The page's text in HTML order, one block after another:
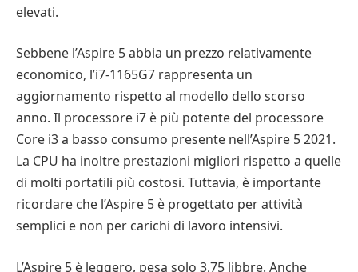
elevati.
Sebbene l’Aspire 5 abbia un prezzo relativamente
economico, l’i7-1165G7 rappresenta un
aggiornamento rispetto al modello dello scorso
anno. Il processore i7 è più potente del processore
Core i3 a basso consumo presente nell’Aspire 5 2021.
La CPU ha inoltre prestazioni migliori rispetto a quelle
di molti portatili più costosi. Tuttavia, è importante
ricordare che l’Aspire 5 è progettato per attività
semplici e non per carichi di lavoro intensivi.
L’Aspire 5 è leggero, pesa solo 3,75 libbre. Anche